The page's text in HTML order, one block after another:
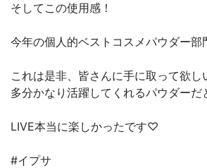
そしてこの使用感！
今年の個人的ベストコスメパウダー
これは是非、皆さんに手に取って欲し
多分かなり活躍してくれるパウダーだ
LIVE本当に楽しかったです♡
#イプサ